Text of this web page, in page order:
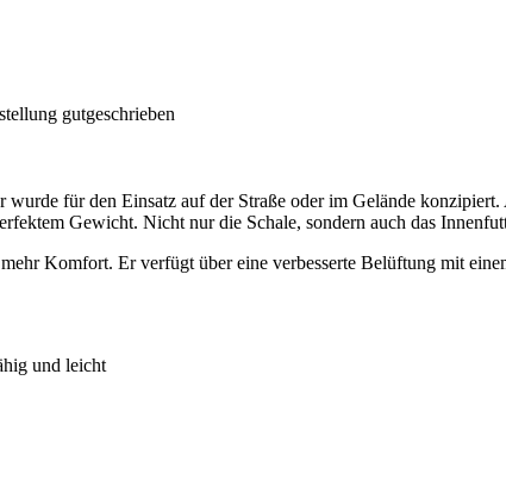
gutgeschrieben
für den Einsatz auf der Straße oder im Gelände
Gewicht. Nicht nur die Schale, sondern auch das
Komfort. Er verfügt über eine verbesserte Belüftung mit
und leicht